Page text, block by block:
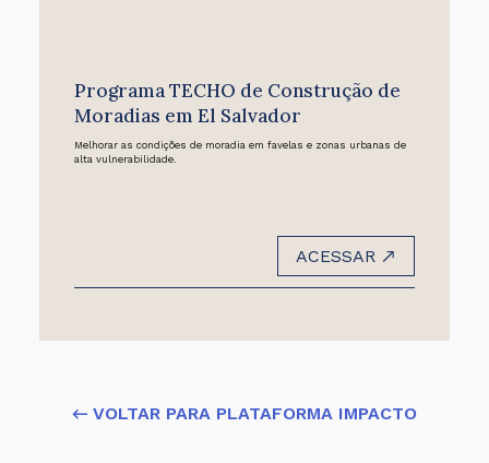
Programa TECHO de Construção de
Moradias em El Salvador
Melhorar as condições de moradia em favelas e zonas urbanas de
alta vulnerabilidade.
ACESSAR
← VOLTAR PARA PLATAFORMA IMPACTO